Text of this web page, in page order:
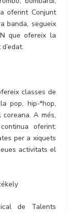
oferint Conjunt
banda, segueix
que ofereix la
classes de
pop, hip-*hop,
A més,
oferint:
per a xiquets
activitats el
de Talents